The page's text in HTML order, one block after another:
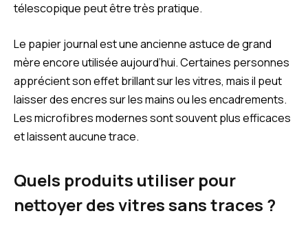
télescopique peut être très pratique.
Le papier journal est une ancienne astuce de grand
mère encore utilisée aujourd’hui. Certaines personnes
apprécient son effet brillant sur les vitres, mais il peut
laisser des encres sur les mains ou les encadrements.
Les microfibres modernes sont souvent plus efficaces
et laissent aucune trace.
Quels produits utiliser pour
nettoyer des vitres sans traces ?